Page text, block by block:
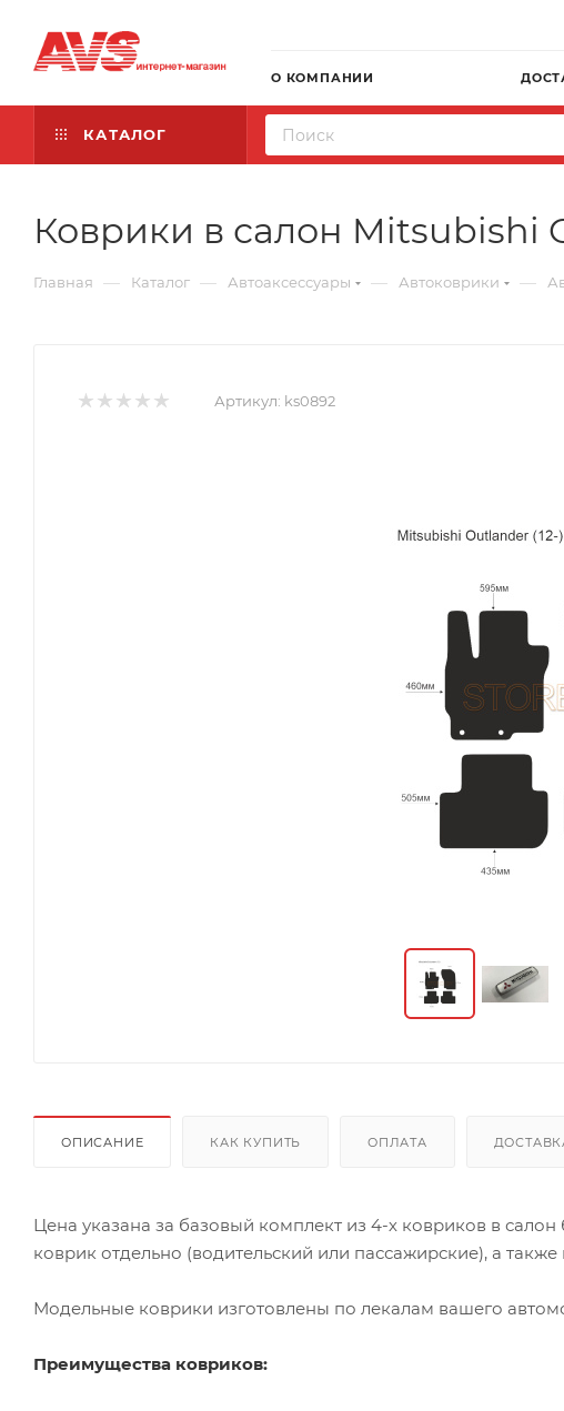
О КОМПАНИИ
КАТАЛОГ
Коврики в салон Mitsubishi
Главная — Каталог — Автоаксессуары — Автоковрики —
Артикул: ks0892
ОПИСАНИЕ КАК КУПИТЬ ОПЛАТА
Цена указана за базовый комплект из 4-х ковриков в
коврик отдельно (водительский или пассажирские), а также
Модельные коврики изготовлены по лекалам вашего
Преимущества ковриков: